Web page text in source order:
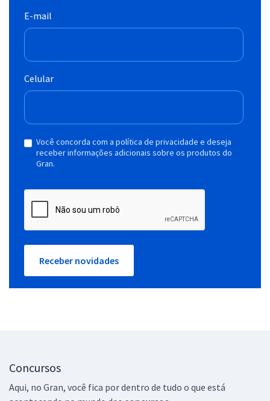
E-mail
Celular
Você concorda com a política de privacidade e deseja
receber informações adicionais sobre os produtos do
Gran.
Receber novidades
Concursos
Aqui, no Gran, você fica por dentro de tudo o que está